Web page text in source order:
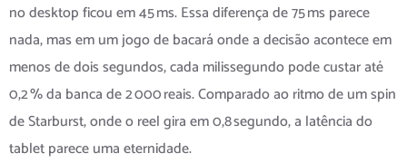
no desktop ficou em 45 ms. Essa diferença de 75 ms parece
nada, mas em um jogo de bacará onde a decisão acontece em
menos de dois segundos, cada milissegundo pode custar até
0,2 % da banca de 2 000 reais. Comparado ao ritmo de um spin
de Starburst, onde o reel gira em 0,8 segundo, a latência do
tablet parece uma eternidade.